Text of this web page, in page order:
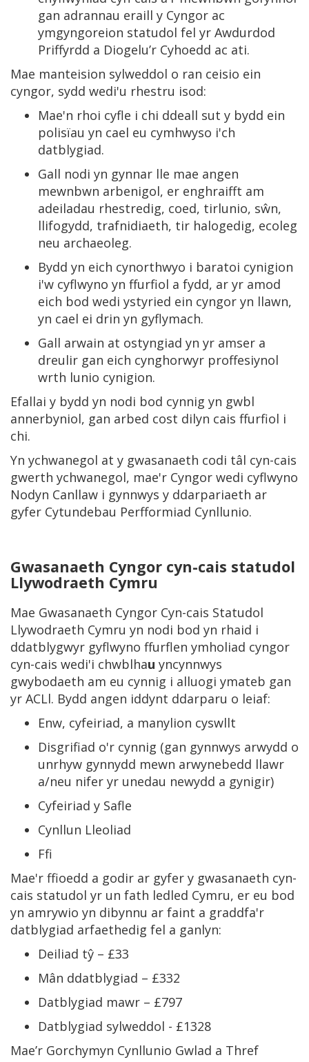
gan adrannau eraill y Cyngor ac
ymgyngoreion statudol fel yr Awdurdod
Priffyrdd a Diogelu’r Cyhoedd ac ati.
Mae manteision sylweddol o ran ceisio ein
cyngor, sydd wedi'u rhestru isod:
Mae'n rhoi cyfle i chi ddeall sut y bydd ein
polisïau yn cael eu cymhwyso i'ch
datblygiad.
Gall nodi yn gynnar lle mae angen
mewnbwn arbenigol, er enghraifft am
adeiladau rhestredig, coed, tirlunio, sŵn,
llifogydd, trafnidiaeth, tir halogedig, ecoleg
neu archaeoleg.
Bydd yn eich cynorthwyo i baratoi cynigion
i'w cyflwyno yn ffurfiol a fydd, ar yr amod
eich bod wedi ystyried ein cyngor yn llawn,
yn cael ei drin yn gyflymach.
Gall arwain at ostyngiad yn yr amser a
dreulir gan eich cynghorwyr proffesiynol
wrth lunio cynigion.
Efallai y bydd yn nodi bod cynnig yn gwbl
annerbyniol, gan arbed cost dilyn cais ffurfiol i
chi.
Yn ychwanegol at y gwasanaeth codi tâl cyn-cais
gwerth ychwanegol, mae'r Cyngor wedi cyflwyno
Nodyn Canllaw i gynnwys y ddarpariaeth ar
gyfer Cytundebau Perfformiad Cynllunio.
Gwasanaeth Cyngor cyn-cais statudol
Llywodraeth Cymru
Mae Gwasanaeth Cyngor Cyn-cais Statudol
Llywodraeth Cymru yn nodi bod yn rhaid i
ddatblygwyr gyflwyno ffurflen ymholiad cyngor
cyn-cais wedi'i chwblhau yncynnwys
gwybodaeth am eu cynnig i alluogi ymateb gan
yr ACLl. Bydd angen iddynt ddarparu o leiaf:
Enw, cyfeiriad, a manylion cyswllt
Disgrifiad o'r cynnig (gan gynnwys arwydd o
unrhyw gynnydd mewn arwynebedd llawr
a/neu nifer yr unedau newydd a gynigir)
Cyfeiriad y Safle
Cynllun Lleoliad
Ffi
Mae'r ffioedd a godir ar gyfer y gwasanaeth cyn-
cais statudol yr un fath ledled Cymru, er eu bod
yn amrywio yn dibynnu ar faint a graddfa'r
datblygiad arfaethedig fel a ganlyn:
Deiliad tŷ – £33
Mân ddatblygiad – £332
Datblygiad mawr – £797
Datblygiad sylweddol - £1328
Mae’r Gorchymyn Cynllunio Gwlad a Thref